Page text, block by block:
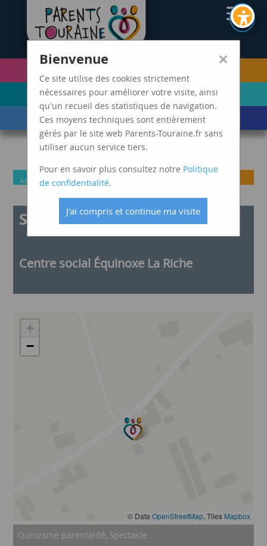
PETITE ENFANCE
(0-5 ANS)
ENFANCE
(6-11 ANS)
ADOLESCENCE ET
JEUNES ADULTES
LES ÉVÈNEMENTS
DE VIE MARDIS SPAGHETTI
Adolescence et jeunes
adultes
Enfance
parents
Spectacle La Berceuse
Centre social Équinoxe La Riche
+
−
© Data OpenStreetMap, Tiles Mapbox
Quinzaine parentalité Spectacle
×
Bienvenue
Ce site utilise des cookies strictement
nécessaires pour améliorer votre visite, ainsi
qu'un recueil des statistiques de navigation.
Ces moyens techniques sont entièrement
gérés par le site web Parents-Touraine.fr sans
utiliser aucun service tiers.
Pour en savoir plus consultez notre Politique
de confidentialité.
J'ai compris et continue ma visite